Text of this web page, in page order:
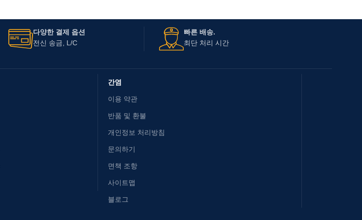
다양한 결제 옵션
전신 송금, L/C
빠른 배송.
최단 처리 시간
간염
이용 약관
반품 및 환불
개인정보 처리방침
문의하기
면책 조항
사이트맵
블로그